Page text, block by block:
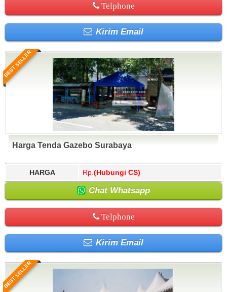
Telphone
Kirim Email
BEST SELLER
Harga Tenda Gazebo Surabaya
HARGA Rp. (Hubungi CS)
Chat Whatsapp
Telphone
Kirim Email
BEST SELLER